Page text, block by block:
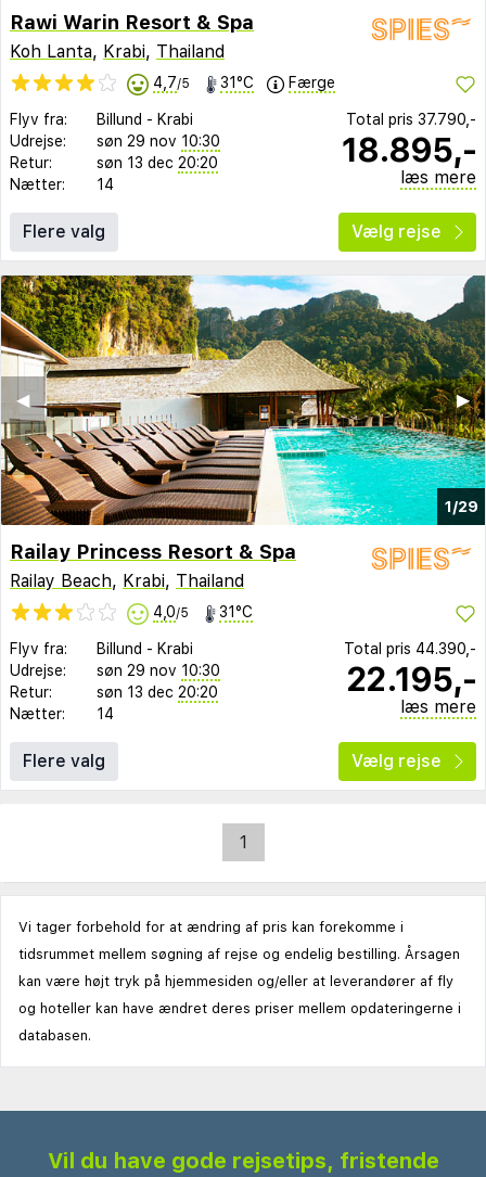
Rawi Warin Resort & Spa
Koh Lanta, Krabi, Thailand
4,7/5 31°C Færge
Flyv fra: Billund - Krabi
Udrejse:
søn 29 nov 10:30
Retur:
søn 13 dec 20:20
Nætter:
14
Total pris 37.790,-
18.895,-
læs mere
Flere valg Vælg rejse
1/29
▶︎
◀︎
Railay Princess Resort & Spa
Railay Beach, Krabi, Thailand
4,0/5 31°C
Flyv fra: Billund - Krabi
Udrejse:
søn 29 nov 10:30
Retur:
søn 13 dec 20:20
Nætter:
14
Total pris 44.390,-
22.195,-
læs mere
Flere valg Vælg rejse
1
Vi tager forbehold for at ændring af pris kan forekomme i
tidsrummet mellem søgning af rejse og endelig bestilling. Årsagen
kan være højt tryk på hjemmesiden og/eller at leverandører af fly
og hoteller kan have ændret deres priser mellem opdateringerne i
databasen.
Vil du have gode rejsetips, fristende